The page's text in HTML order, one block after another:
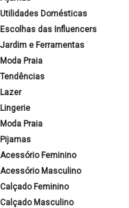
Utilidades Domésticas
Escolhas das Influencers
Jardim e Ferramentas
Moda Praia
Tendências
Lazer
Lingerie
Moda Praia
Pijamas
Acessório Feminino
Acessório Masculino
Calçado Feminino
Calçado Masculino